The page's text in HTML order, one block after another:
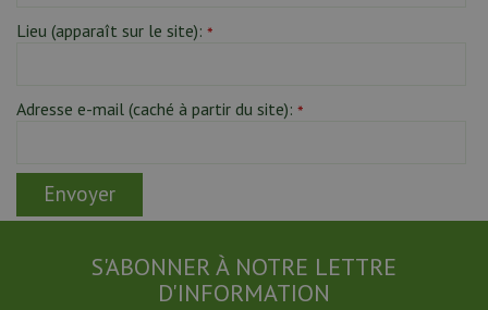
Lieu (apparaît sur le site): *
Adresse e-mail (caché à partir du site): *
S'ABONNER À NOTRE LETTRE
D'INFORMATION